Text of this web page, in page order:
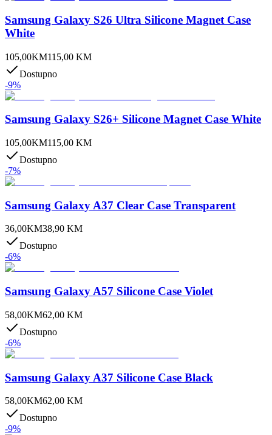
Samsung Galaxy S26 Ultra Silicone Magnet Case
White
105,00KM115,00 KM
Dostupno
-9%
Samsung Galaxy S26+ Silicone Magnet Case White
105,00KM115,00 KM
Dostupno
-7%
Samsung Galaxy A37 Clear Case Transparent
36,00KM38,90 KM
Dostupno
-6%
Samsung Galaxy A57 Silicone Case Violet
58,00KM62,00 KM
Dostupno
-6%
Samsung Galaxy A37 Silicone Case Black
58,00KM62,00 KM
Dostupno
-9%